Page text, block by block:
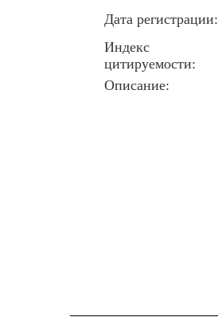
Дата регистрации:
Индекс
цитируемости:
Описание: